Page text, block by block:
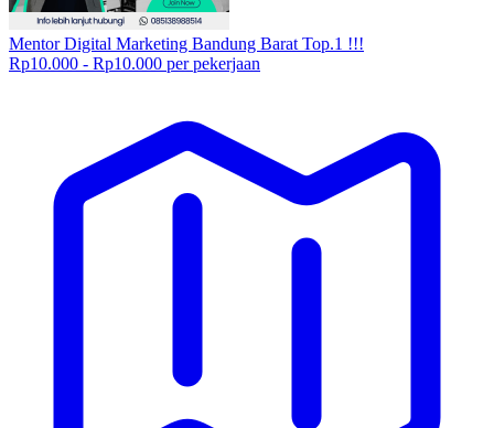
Mentor Digital Marketing Bandung Barat Top.1 !!!
Rp10.000 - Rp10.000 per pekerjaan